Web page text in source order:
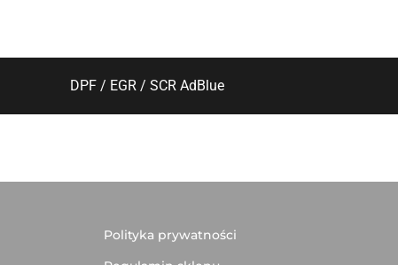
DPF / EGR / SCR AdBlue
Polityka prywatności